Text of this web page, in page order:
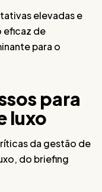
elevadas e
eficaz de
para o
para
luxo
da gestão de
do briefing